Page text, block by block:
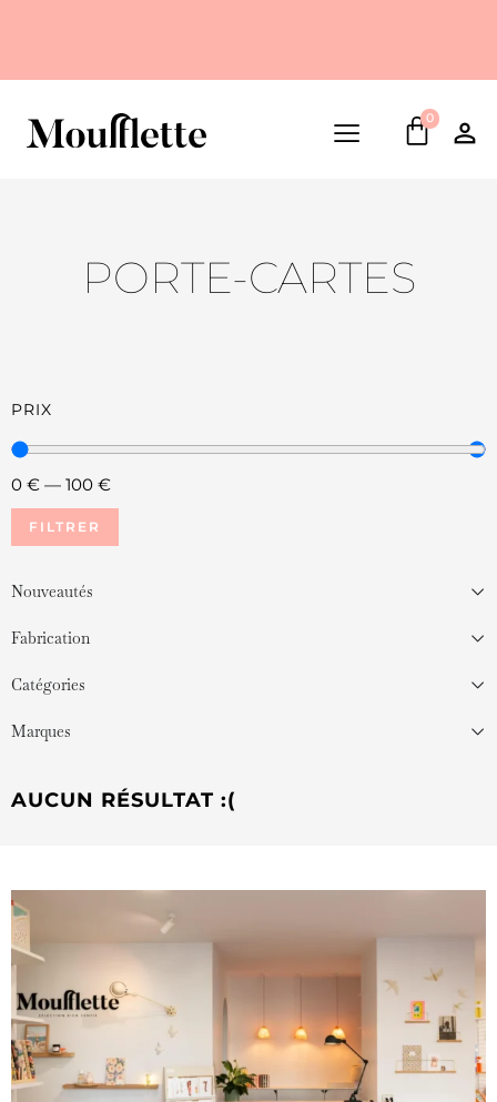
0
PORTE-CARTES
PRIX
0 € — 100 €
FILTRER
Nouveautés
Fabrication
Catégories
Marques
AUCUN RÉSULTAT :(